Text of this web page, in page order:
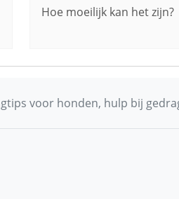
Hoe moeilijk kan het zijn?
voor honden, hulp bij